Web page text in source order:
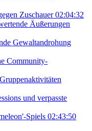
Zuschauer 02:04:32
Äußerungen
Gewaltandrohung
Community-
und verpasste
Spiels 02:43:50